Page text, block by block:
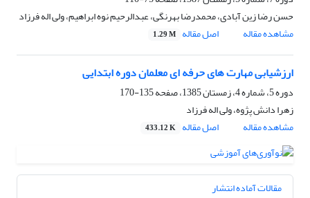
حسن رضا زین آبادی، محمدرضا بهرنگی، عبدالرحیم نوه ابراهیم، ولی اله فرزاد
مشاهده مقاله
اصل مقاله 1.29 M
ارزشیابی مهارت های حرفه ای معلمان دوره ابتدایی
دوره 5، شماره 4، زمستان 1385، صفحه
135-170
زهرا دانش پژوه، ولی اله فرزاد
مشاهده مقاله
اصل مقاله 433.12 K
مقالات آماده انتشار